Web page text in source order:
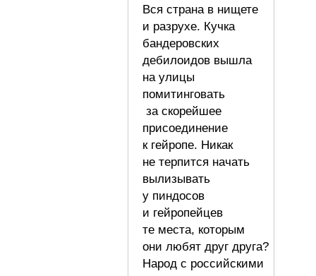
Вся страна в нищете
и разрухе. Кучка
бандеровских
дебилоидов вышла
на улицы
помитинговать
за скорейшее
присоединение
к гейропе. Никак
не терпится начать
вылизывать
у пиндосов
и гейропейцев
те места, которым
они любят друг друга?
Народ с российскими